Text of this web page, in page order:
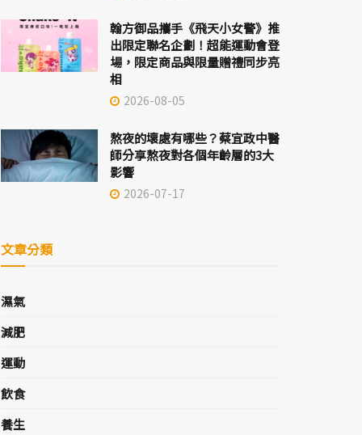
翰方御品攜手《飛天小女警》推
出限定聯名企劃！超能運動會登
場，限定商品與限量贈禮同步亮
相
2026-08-05
熬夜的壞處有哪些？蔡宜政中醫
師分享熬夜對各個年齡層的3大
影響
2026-07-17
文章分類
濕氣
減肥
運動
飲食
養生